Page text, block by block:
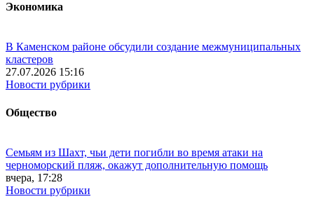
Экономика
В Каменском районе обсудили создание межмуниципальных
кластеров
27.07.2026 15:16
Новости рубрики
Общество
Семьям из Шахт, чьи дети погибли во время атаки на
черноморский пляж, окажут дополнительную помощь
вчера, 17:28
Новости рубрики